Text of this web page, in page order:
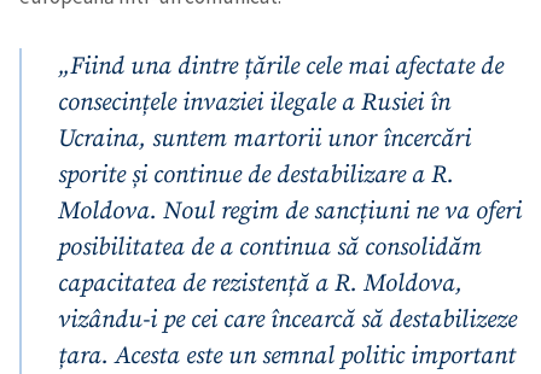
„Fiind una dintre țările cele mai afectate de
consecințele invaziei ilegale a Rusiei în
Ucraina, suntem martorii unor încercări
sporite și continue de destabilizare a R.
Moldova. Noul regim de sancțiuni ne va oferi
posibilitatea de a continua să consolidăm
capacitatea de rezistență a R. Moldova,
vizându-i pe cei care încearcă să destabilizeze
țara. Acesta este un semnal politic important